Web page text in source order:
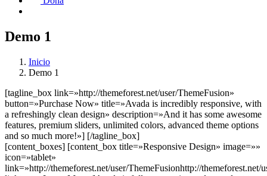
Demo 1
Inicio
Demo 1
[tagline_box link=»http://themeforest.net/user/ThemeFusion»
button=»Purchase Now» title=»Avada is incredibly responsive, with
a refreshingly clean design» description=»And it has some awesome
features, premium sliders, unlimited colors, advanced theme options
and so much more!»] [/tagline_box]
[content_boxes] [content_box title=»Responsive Design» image=»»
icon=»tablet»
link=»http://themeforest.net/user/ThemeFusionhttp://themeforest.net/